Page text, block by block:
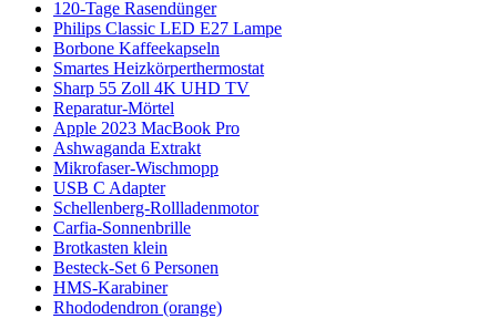
120-Tage Rasendünger
Philips Classic LED E27 Lampe
Borbone Kaffeekapseln
Smartes Heizkörperthermostat
Sharp 55 Zoll 4K UHD TV
Reparatur-Mörtel
Apple 2023 MacBook Pro
Ashwaganda Extrakt
Mikrofaser-Wischmopp
USB C Adapter
Schellenberg-Rollladenmotor
Carfia-Sonnenbrille
Brotkasten klein
Besteck-Set 6 Personen
HMS-Karabiner
Rhododendron (orange)